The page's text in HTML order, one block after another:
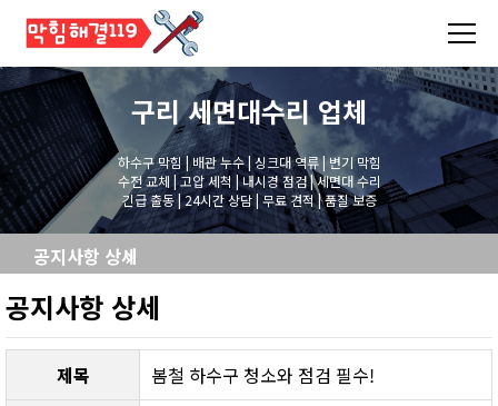
구리 세면대수리업체
하수구 막힘 | 배관 누수 | 싱크대 역류 | 변기 막힘
수전 교체 | 고압 세척 | 내시경 점검 | 세면대 수리
긴급 출동 | 24시간 상담 | 무료 견적 | 품질 보증
공지사항 상세
공지사항 상세
제목
봄철 하수구 청소와 점검 필수!